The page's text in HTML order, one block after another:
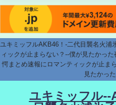
ユキミッフルAKB46！-二代目襲名火浦
ィックが止まらない？--僕が見たかっ
愕まとめ速報にロマンティックが止ま
見たかっ
ユキミッフル--